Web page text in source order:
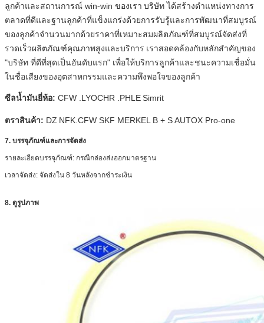
ลูกค้าและสถานการณ์ win-win ของเรา บริษัท ได้สร้างตำแหน่งทางการ
ตลาดที่ดีและฐานลูกค้าที่แข็งแกร่งด้วยการรับรู้และการพัฒนาที่สมบูรณ์
ของลูกค้าจำนวนมากด้วยราคาที่เหมาะสมผลิตภัณฑ์ที่สมบูรณ์จัดส่งที่
รวดเร็วผลิตภัณฑ์คุณภาพสูงและบริการ เราสอดคล้องกับหลักสำคัญของ
"บริษัท ที่ดีที่สุดเป็นอันดับแรก" เพื่อให้บริการลูกค้าและชนะความเชื่อมั่น
ในชื่อเสียงของอุตสาหกรรมและความพึงพอใจของลูกค้า
ซีลน้ำมันยี่ห้อ: CFW .LYOCHR .PHLESimrit
ตราสินค้า: DZ NFK.CFW SKF MERKEL B + S AUTOX Pro-one
7. บรรจุภัณฑ์และการจัดส่ง
รายละเอียดบรรจุภัณฑ์: กรณีกล่องส่งออกมาตรฐาน
เวลาจัดส่ง: จัดส่งใน 8 วันหลังจากชำระเงิน
8. ดูรูปภาพ